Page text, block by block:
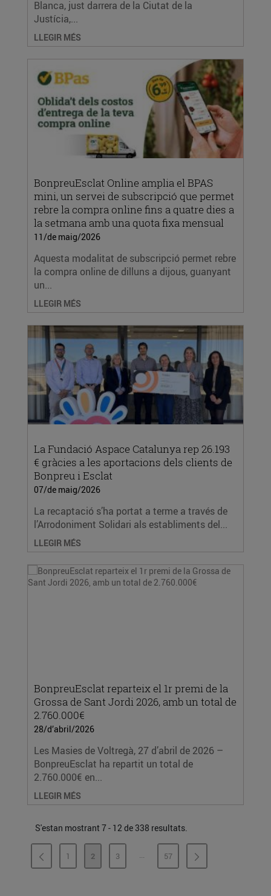
Blanca, just darrera de la Ciutat de la
Justícia,...
LLEGIR MÉS
BonpreuEsclat Online amplia el BPAS
mini, un servei de subscripció que permet
rebre la compra online fins a quatre dies a
la setmana amb una quota fixa mensual
11/de maig/2026
Aquesta modalitat de subscripció permet rebre
la compra online de dilluns a dijous, guanyant
un...
LLEGIR MÉS
La Fundació Aspace Catalunya rep 26.193
€ gràcies a les aportacions dels clients de
Bonpreu i Esclat
07/de maig/2026
La recaptació s’ha portat a terme a través de
l’Arrodoniment Solidari als establiments del...
LLEGIR MÉS
BonpreuEsclat reparteix el 1r premi de la
Grossa de Sant Jordi 2026, amb un total de
2.760.000€
28/d’abril/2026
Les Masies de Voltregà, 27 d’abril de 2026 –
BonpreuEsclat ha repartit un total de
2.760.000€ en...
LLEGIR MÉS
S'estan mostrant 7 - 12 de 338 resultats.
PÀGINA
1 PÀGINA
2 PÀGINA
3 ...PÀGINES INTERMÈDIES
PÀGINA
57